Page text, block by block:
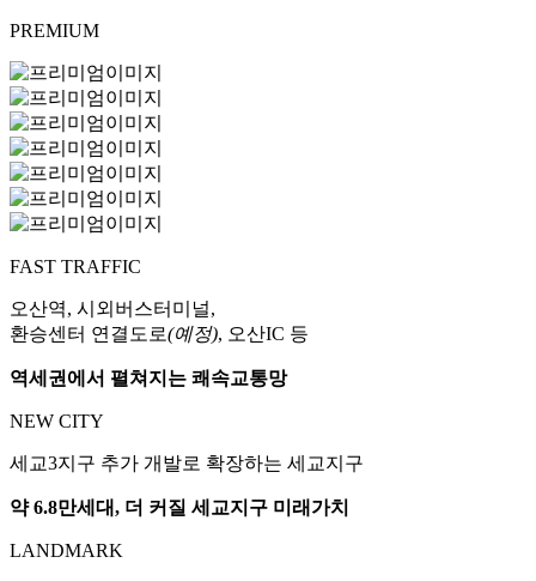
PREMIUM
FAST TRAFFIC
오산역, 시외버스터미널,
환승센터 연결도로(예정), 오산IC 등
역세권에서 펼쳐지는 쾌속교통망
NEW CITY
세교3지구 추가 개발로 확장하는 세교지구
약 6.8만세대, 더 커질 세교지구 미래가치
LANDMARK